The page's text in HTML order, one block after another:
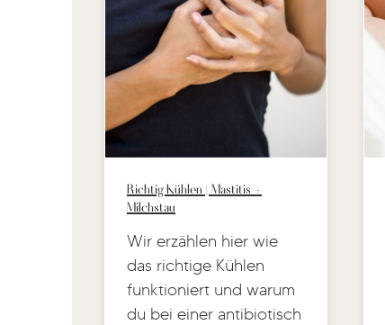
Richtig Kühlen | Mastitis +
Milchstau
Wir erzählen hier wie
das richtige Kühlen
funktioniert und warum
du bei einer antibiotisch